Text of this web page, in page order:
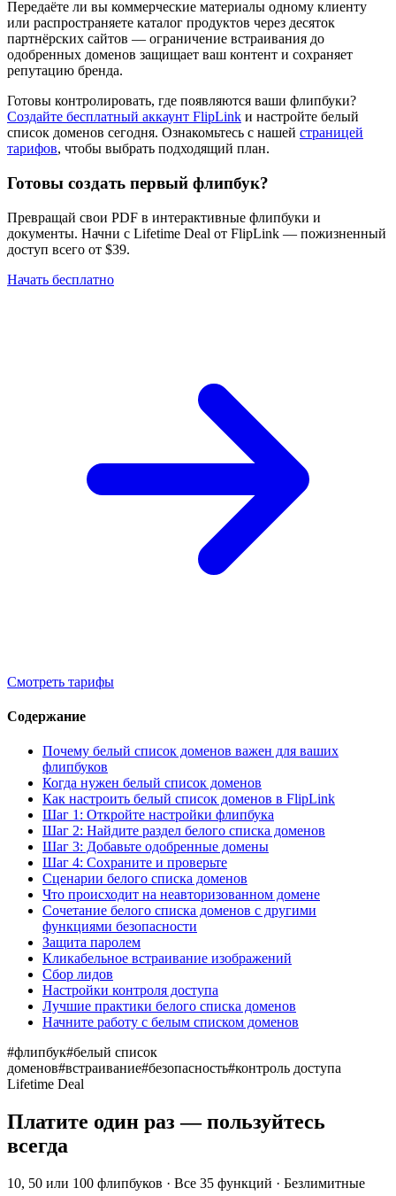
Передаёте ли вы коммерческие материалы одному клиенту
или распространяете каталог продуктов через десяток
партнёрских сайтов — ограничение встраивания до
одобренных доменов защищает ваш контент и сохраняет
репутацию бренда.
Готовы контролировать, где появляются ваши флипбуки?
Создайте бесплатный аккаунт FlipLink и настройте белый
список доменов сегодня. Ознакомьтесь с нашей страницей
тарифов, чтобы выбрать подходящий план.
Готовы создать первый флипбук?
Превращай свои PDF в интерактивные флипбуки и
документы. Начни с Lifetime Deal от FlipLink — пожизненный
доступ всего от $39.
Начать бесплатно
Смотреть тарифы
Содержание
Почему белый список доменов важен для ваших
флипбуков
Когда нужен белый список доменов
Как настроить белый список доменов в FlipLink
Шаг 1: Откройте настройки флипбука
Шаг 2: Найдите раздел белого списка доменов
Шаг 3: Добавьте одобренные домены
Шаг 4: Сохраните и проверьте
Сценарии белого списка доменов
Что происходит на неавторизованном домене
Сочетание белого списка доменов с другими
функциями безопасности
Защита паролем
Кликабельное встраивание изображений
Сбор лидов
Настройки контроля доступа
Лучшие практики белого списка доменов
Начните работу с белым списком доменов
#флипбук#белый список
доменов#встраивание#безопасность#контроль доступа
Lifetime Deal
Платите один раз — пользуйтесь
всегда
10, 50 или 100 флипбуков · Все 35 функций · Безлимитные